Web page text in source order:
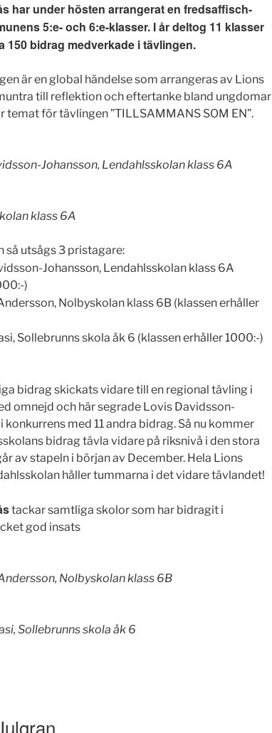
har under hösten arrangerat en fredsaffisch-
5:e- och 6:e-klasser. I år deltog 11 klasser
150 bidrag medverkade i tävlingen.
är en global händelse som arrangeras av Lions
till reflektion och eftertanke bland ungdomar
temat för tävlingen ”TILLSAMMANS SOM EN”.
Johansson, Lendahlsskolan klass 6A
klass 6A
så utsågs 3 pristagare:
Johansson, Lendahlsskolan klass 6A
)
Nolbyskolan klass 6B (klassen erhåller
Sollebrunns skola åk 6 (klassen erhåller 1000:-)
bidrag skickats vidare till en regional tävling i
omnejd och här segrade Lovis Davidsson-
konkurrens med 11 andra bidrag. Så nu kommer
bidrag tävla vidare på riksnivå i den stora
av stapeln i början av December. Hela Lions
håller tummarna i det vidare tävlandet!
tackar samtliga skolor som har bidragit i
god insats
Nolbyskolan klass 6B
Sollebrunns skola åk 6